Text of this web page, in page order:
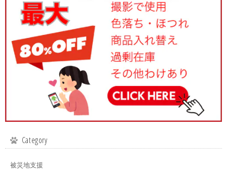
Category
被災地支援